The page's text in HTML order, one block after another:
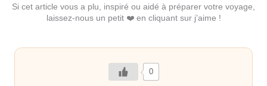
Si cet article vous a plu, inspiré ou aidé à préparer votre voyage,
laissez-nous un petit ❤️ en cliquant sur j’aime !
0